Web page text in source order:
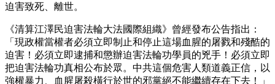
迫害致死、離世。
《清算江澤民迫害法輪大法國際組織》曾經發布公告指出：
「現政權當權者必須立即制止和停止這場血腥的屠戮和殘酷的
迫害！必須立即逮捕和懲辦迫害法輪功學員的兇手！必須立即
把迫害法輪功真相公布於眾。中共這個危害人類道義正信，以
強權暴力、血腥屠殺橫行於世的邪黨絕不能繼續存在下去！」